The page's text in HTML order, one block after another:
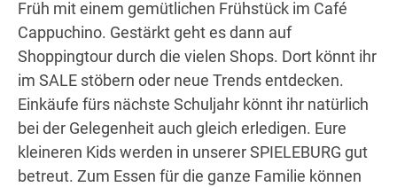
Früh mit einem gemütlichen Frühstück im Café
Cappuchino. Gestärkt geht es dann auf
Shoppingtour durch die vielen Shops. Dort könnt ihr
im SALE stöbern oder neue Trends entdecken.
Einkäufe fürs nächste Schuljahr könnt ihr natürlich
bei der Gelegenheit auch gleich erledigen. Eure
kleineren Kids werden in unserer SPIELEBURG gut
betreut. Zum Essen für die ganze Familie können